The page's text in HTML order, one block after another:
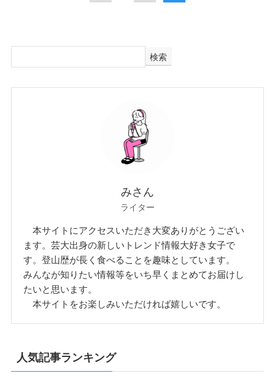
検索
みさん
ライター
本サイトにアクセスいただき大変ありがとうござい
ます。芸大出身の新しいトレンド情報大好き女子で
す。登山歴が長く食べることを趣味としています。
みんなが知りたい情報等をいち早くまとめてお届けし
たいと思います。
本サイトをお楽しみいただければ嬉しいです。
人気記事ランキング